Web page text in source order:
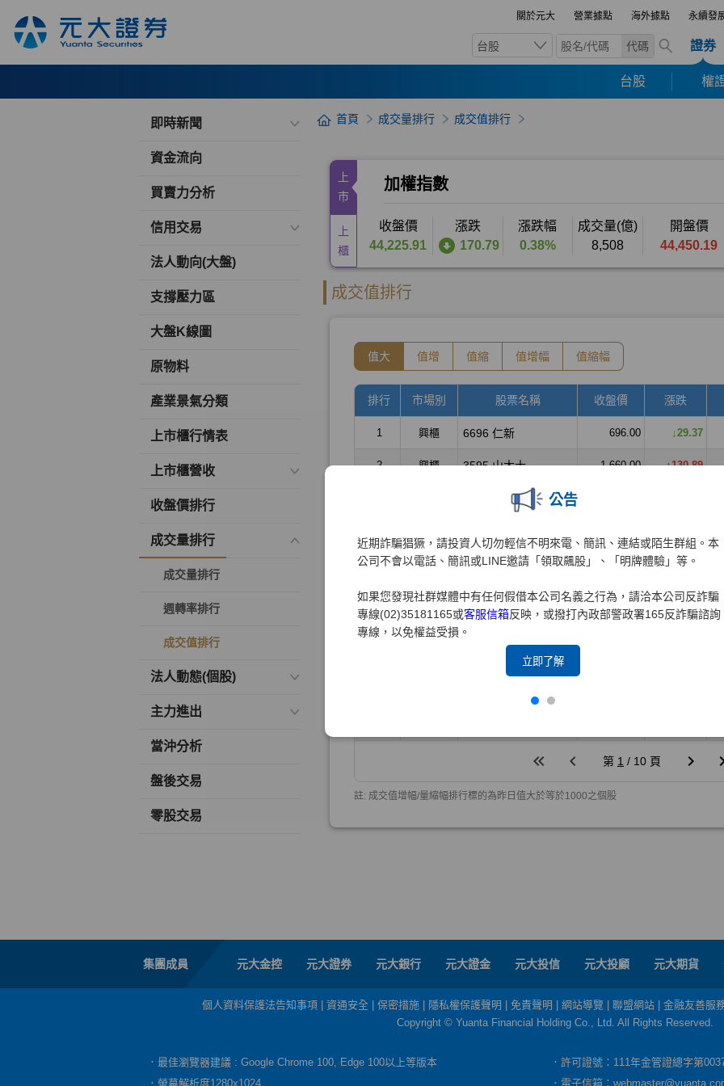
關於元大 營業據點 海外據點 永續發
台股 代碼 證券
台股 權
公告
近期詐騙猖獗，請投資人切勿輕信不明來電、簡訊、連結或陌生群組。本
公司不會以電話、簡訊或LINE邀請「領取飆股」、「明牌體驗」等。
如果您發現社群媒體中有任何假借本公司名義之行為，請洽本公司反詐騙
專線(02)35181165或客服信箱反映，或撥打內政部警政署165反詐騙諮詢
專線，以免權益受損。
立即了解
即時新聞
資金流向
買賣力分析
信用交易
法人動向(大盤)
支撐壓力區
大盤K線圖
原物料
產業景氣分類
上市櫃行情表
上市櫃營收
收盤價排行
成交量排行
成交量排行
週轉率排行
成交值排行
法人動態(個股)
主力進出
當沖分析
盤後交易
零股交易
首頁 成交量排行 成交值排行
集團成員 元大金控 元大證券 元大銀行 元大證金 元大投信 元大投顧 元大期貨
個人資料保護法告知事項 資通安全 保密措施 隱私權保護聲明 免責聲明 網站導覽 聯盟網站
金融友善服
Copyright © Yuanta Financial Holding Co., Ltd. All Rights Reserved.
．最佳瀏覽器建議 : Google Chrome 100, Edge 100以上等版本
．許可證號：111年金管證總字第
．螢幕解析度1280x1024
．電子信箱：